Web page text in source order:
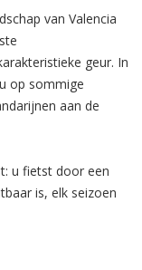
van Valencia
geur. In
op sommige
aan de
u fietst door een
is, elk seizoen